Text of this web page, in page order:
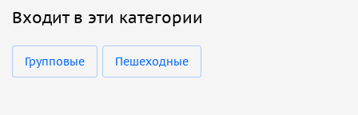
Входит в эти категории
Групповые Пешеходные